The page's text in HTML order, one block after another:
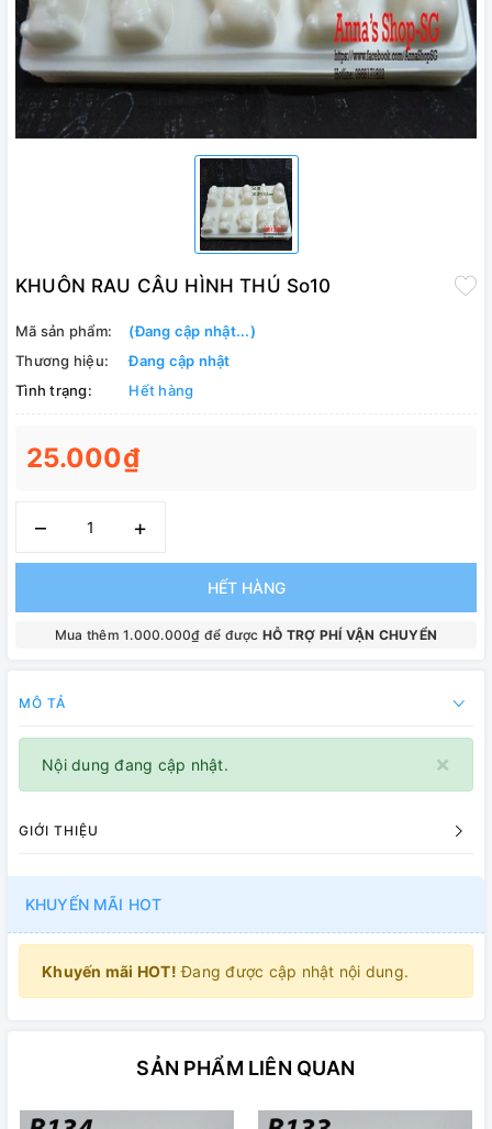
KHUÔN RAU CÂU HÌNH THÚ So10
Mã sản phẩm:
(Đang cập nhật...)
Thương hiệu:
Đang cập nhật
Tình trạng:
Hết hàng
25.000₫
– +
HẾT HÀNG
Mua thêm 1.000.000₫ để được HỖ TRỢ PHÍ VẬN CHUYỂN
MÔ TẢ
×
Nội dung đang cập nhật.
GIỚI THIỆU
KHUYẾN MÃI HOT
Khuyến mãi HOT! Đang được cập nhật nội dung.
SẢN PHẨM LIÊN QUAN